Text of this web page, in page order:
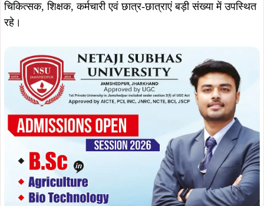
चिकित्सक, शिक्षक, कर्मचारी एवं छात्र-छात्राएं बड़ी संख्या में उपस्थित
रहे।